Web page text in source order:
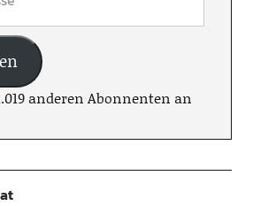
anderen Abonnenten an